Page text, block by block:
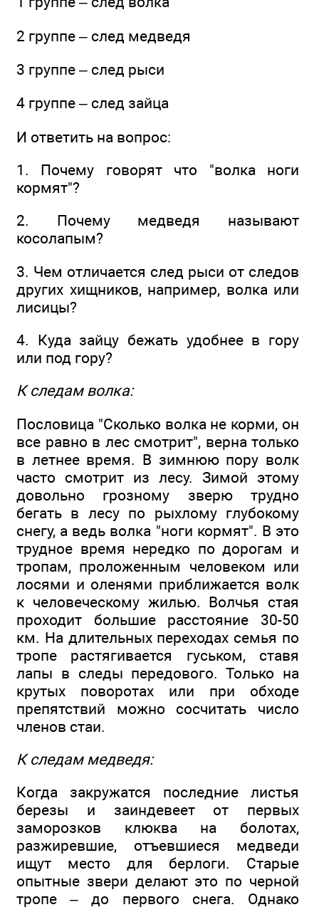
2 группе – след медведя
3 группе – след рыси
4 группе – след зайца
И ответить на вопрос:
1. Почему говорят что "волка ноги
кормят"?
2. Почему медведя называют
косолапым?
3. Чем отличается след рыси от следов
других хищников, например, волка или
лисицы?
4. Куда зайцу бежать удобнее в гору
или под гору?
К следам волка:
Пословица "Сколько волка не корми, он
все равно в лес смотрит", верна только
в летнее время. В зимнюю пору волк
часто смотрит из лесу. Зимой этому
довольно грозному зверю трудно
бегать в лесу по рыхлому глубокому
снегу, а ведь волка "ноги кормят". В это
трудное время нередко по дорогам и
тропам, проложенным человеком или
лосями и оленями приближается волк
к человеческому жилью. Волчья стая
проходит большие расстояние 30-50
км. На длительных переходах семья по
тропе растягивается гуськом, ставя
лапы в следы передового. Только на
крутых поворотах или при обходе
препятствий можно сосчитать число
членов стаи.
К следам медведя:
Когда закружатся последние листья
березы и заиндевеет от первых
заморозков клюква на болотах,
разжиревшие, отъевшиеся медведи
ищут место для берлоги. Старые
опытные звери делают это по черной
тропе – до первого снега. Однако